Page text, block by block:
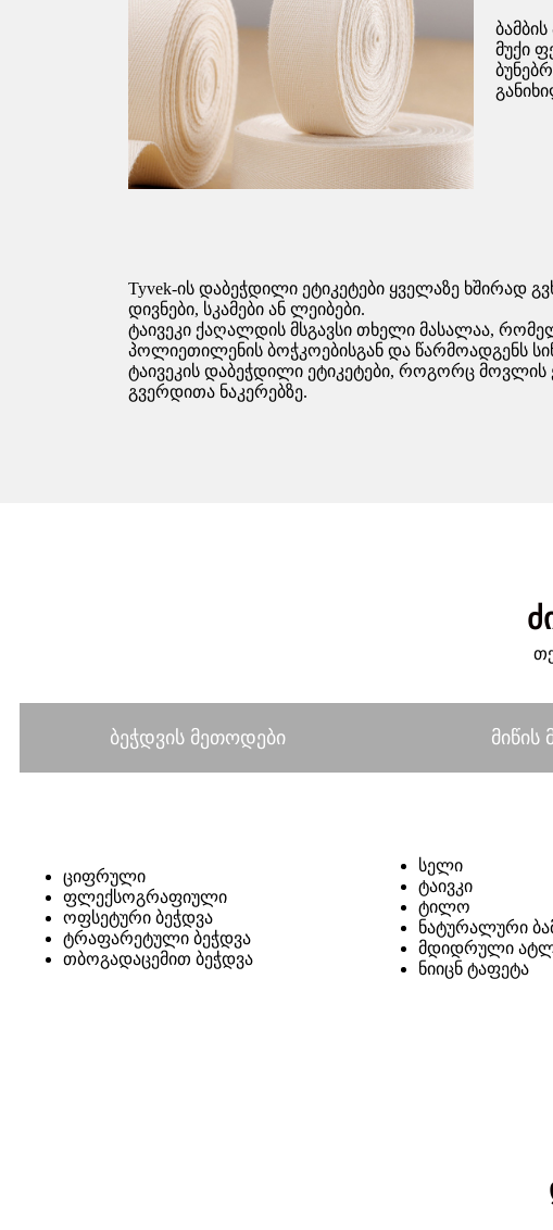
მუქი
Tyvek-ის დაბეჭდილი ეტიკეტები ყველაზე ხშირად
დივნები, სკამები ან ლეიბები.
ტაივეკი ქაღალდის მსგავსი თხელი მასალაა,
პოლიეთილენის ბოჭკოებისგან და წარმოადგენს
ტაივეკის დაბეჭდილი ეტიკეტები, როგორც
გვერდითა ნაკერებზე.
ბეჭდვის მეთოდები მიწის
ციფრული
ფლექსოგრაფიული
ოფსეტური ბეჭდვა
ტრაფარეტული ბეჭდვა
თბოგადაცემით ბეჭდვა
სელი
ტაივკი
ტილო
ნატურალური
მდიდრული
ნიიცნ ტაფეტა